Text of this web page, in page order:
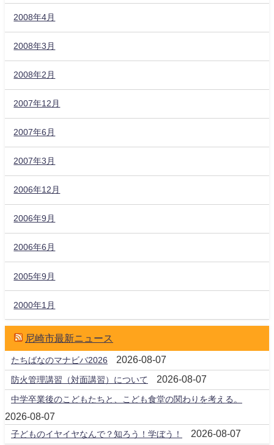
2008年4月
2008年3月
2008年2月
2007年12月
2007年6月
2007年3月
2006年12月
2006年9月
2006年6月
2005年9月
2000年1月
尼崎市最新ニュース
たちばなのマナビバ2026 2026-08-07
防火管理講習（対面講習）について 2026-08-07
中学卒業後のこどもたちと、こども食堂の関わりを考える。
2026-08-07
子どものイヤイヤなんで？知ろう！学ぼう！ 2026-08-07